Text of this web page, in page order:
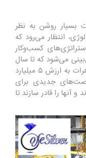
روشن به نظر
انتظار می‌رود که
کسب‌وکار
می‌شود که تا سال
۲۰۲۵، بازار هوش مصنوعی در صنعت جواهرات به ارزش ۵ میلیارد
جدیدی برای
و آنها را قادر سازند تا